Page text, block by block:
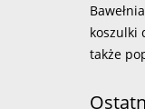
koszulki
także